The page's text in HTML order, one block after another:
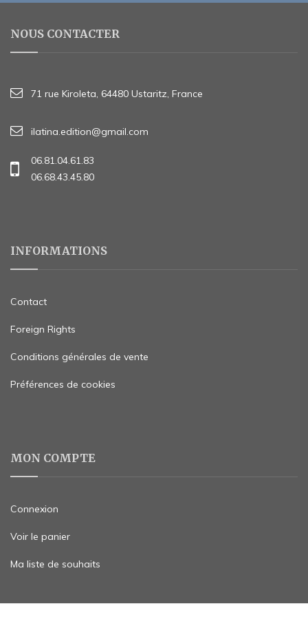
NOUS CONTACTER
71 rue Kiroleta, 64480 Ustaritz, France
ilatina.edition@gmail.com
06.81.04.61.83
06.68.43.45.80
INFORMATIONS
Contact
Foreign Rights
Conditions générales de vente
Préférences de cookies
MON COMPTE
Connexion
Voir le panier
Ma liste de souhaits